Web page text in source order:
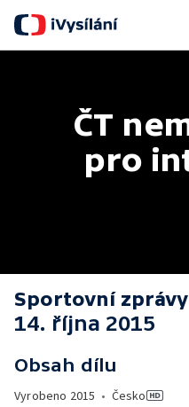
ČT
pro
Sportovní zprávy
14. října 2015
Obsah dílu
Vyrobeno 2015 • Česko